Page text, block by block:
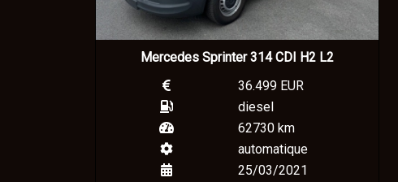
Mercedes Sprinter 314 CDI H2 L2
36.499 EUR
diesel
62730 km
automatique
25/03/2021